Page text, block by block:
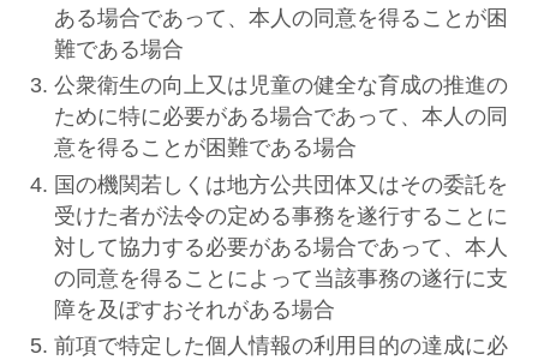
ある場合であって、本人の同意を得ることが困
難である場合
公衆衛生の向上又は児童の健全な育成の推進の
ために特に必要がある場合であって、本人の同
意を得ることが困難である場合
国の機関若しくは地方公共団体又はその委託を
受けた者が法令の定める事務を遂行することに
対して協力する必要がある場合であって、本人
の同意を得ることによって当該事務の遂行に支
障を及ぼすおそれがある場合
前項で特定した個人情報の利用目的の達成に必